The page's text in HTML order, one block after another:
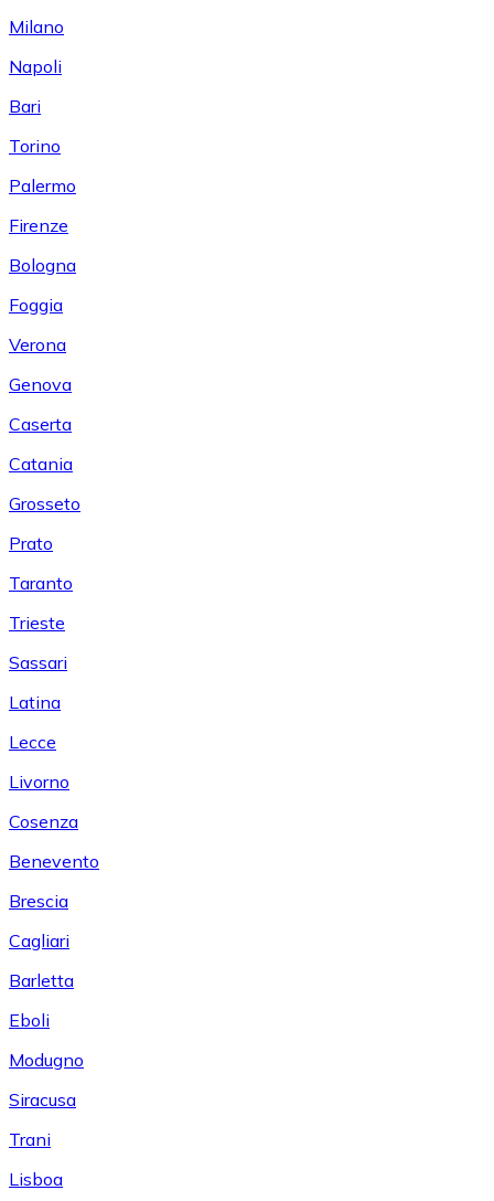
Milano
Napoli
Bari
Torino
Palermo
Firenze
Bologna
Foggia
Verona
Genova
Caserta
Catania
Grosseto
Prato
Taranto
Trieste
Sassari
Latina
Lecce
Livorno
Cosenza
Benevento
Brescia
Cagliari
Barletta
Eboli
Modugno
Siracusa
Trani
Lisboa